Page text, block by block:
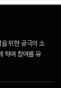
위한 궁극의 소
하며 참여를 유